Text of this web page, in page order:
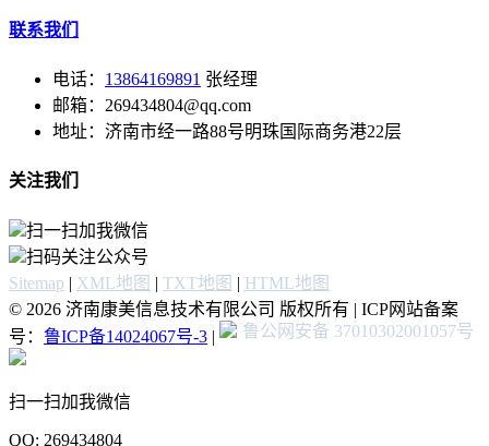
联系我们
电话： 13864169891 张经理
邮箱：269434804@qq.com
地址：济南市经一路88号明珠国际商务港22层
关注我们
扫一扫加我微信
扫码关注公众号
Sitemap | XML地图 | TXT地图 | HTML地图
© 2026 济南康美信息技术有限公司 版权所有 | ICP网站备案
号： 鲁ICP备14024067号-3 | 鲁公网安备 37010302001057号
扫一扫加我微信
QQ: 269434804